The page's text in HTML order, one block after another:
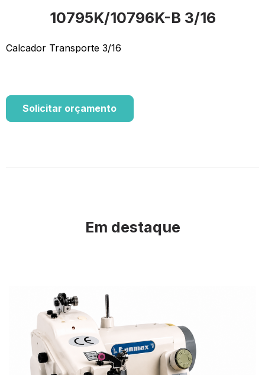
10795K/10796K-B 3/16
Calcador Transporte 3/16
Solicitar orçamento
Em destaque